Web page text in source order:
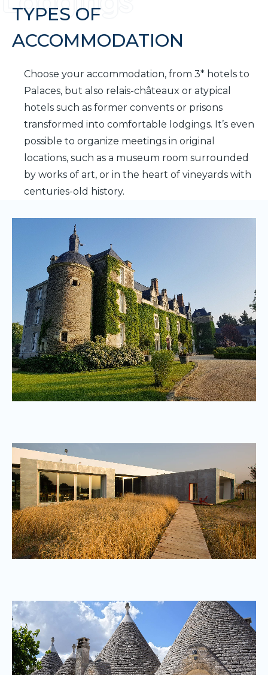
TYPES OF
ACCOMMODATION
Choose your accommodation, from 3* hotels to
Palaces, but also relais-châteaux or atypical
hotels such as former convents or prisons
transformed into comfortable lodgings. It’s even
possible to organize meetings in original
locations, such as a museum room surrounded
by works of art, or in the heart of vineyards with
centuries-old history.